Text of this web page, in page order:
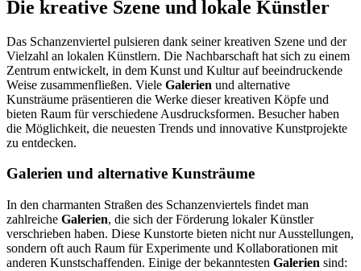
Die kreative Szene und lokale Künstler
Das Schanzenviertel pulsieren dank seiner kreativen Szene und der
Vielzahl an lokalen Künstlern. Die Nachbarschaft hat sich zu einem
Zentrum entwickelt, in dem Kunst und Kultur auf beeindruckende
Weise zusammenfließen. Viele Galerien und alternative
Kunsträume präsentieren die Werke dieser kreativen Köpfe und
bieten Raum für verschiedene Ausdrucksformen. Besucher haben
die Möglichkeit, die neuesten Trends und innovative Kunstprojekte
zu entdecken.
Galerien und alternative Kunsträume
In den charmanten Straßen des Schanzenviertels findet man
zahlreiche Galerien, die sich der Förderung lokaler Künstler
verschrieben haben. Diese Kunstorte bieten nicht nur Ausstellungen,
sondern oft auch Raum für Experimente und Kollaborationen mit
anderen Kunstschaffenden. Einige der bekanntesten Galerien sind: